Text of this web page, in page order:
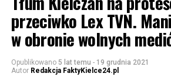
przeciwko Lex TVN.
w obronie wolnych
Opublikowano 5 lat temu - 19 grudnia 2021
Autor Redakcja FaktyKielce24.pl